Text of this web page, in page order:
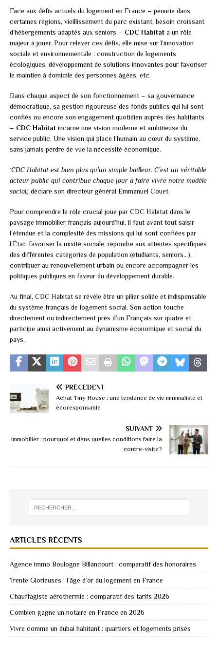
Face aux défis actuels du logement en France – pénurie dans
certaines régions, vieillissement du parc existant, besoin croissant
d’hébergements adaptés aux seniors – CDC Habitat a un rôle
majeur à jouer. Pour relever ces défis, elle mise sur l’innovation
sociale et environnementale : construction de logements
écologiques, développement de solutions innovantes pour favoriser
le maintien à domicile des personnes âgées, etc.
Dans chaque aspect de son fonctionnement – sa gouvernance
démocratique, sa gestion rigoureuse des fonds publics qui lui sont
confiés ou encore son engagement quotidien auprès des habitants
– CDC Habitat incarne une vision moderne et ambitieuse du
service public. Une vision qui place l’humain au cœur du système,
sans jamais perdre de vue la nécessité économique.
‘CDC Habitat est bien plus qu’un simple bailleur. C’est un véritable
acteur public qui contribue chaque jour à faire vivre notre modèle
social,’, déclare son directeur général Emmanuel Couet.
Pour comprendre le rôle crucial joué par CDC Habitat dans le
paysage immobilier français aujourd’hui, il faut avant tout saisir
l’étendue et la complexité des missions qui lui sont confiées par
l’État: favoriser la mixité sociale, répondre aux attentes spécifiques
des différentes catégories de population (étudiants, seniors…),
contribuer au renouvellement urbain ou encore accompagner les
politiques publiques en faveur du développement durable.
Au final, CDC Habitat se révèle être un pilier solide et indispensable
du système français de logement social. Son action touche
directement ou indirectement près d’un Français sur quatre et
participe ainsi activement au dynamisme économique et social du
pays.
PRÉCÉDENT
Achat Tiny House : une tendance de vie minimaliste et
écoresponsable
SUIVANT
Immobilier : pourquoi et dans quelles conditions faire la
contre-visite?
ARTICLES RÉCENTS
Agence immo Boulogne Billancourt : comparatif des honoraires
Trente Glorieuses : l’âge d’or du logement en France
Chauffagiste aérothermie : comparatif des tarifs 2026
Combien gagne un notaire en France en 2026
Vivre comme un dubai habitant : quartiers et logements prisés